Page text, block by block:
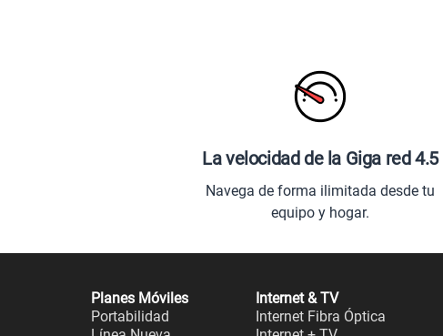
La velocidad de la Giga red 4.5
Navega de forma ilimitada desde tu
equipo y hogar.
Planes Móviles
Portabilidad
Internet & TV
Internet Fibra Óptica